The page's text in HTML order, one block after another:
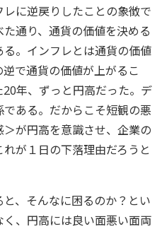
に逆戻りしたことの象徴で
通り、通貨の価値を決める
。インフレとは通貨の価値
で通貨の価値が上がるこ
年、ずっと円高だった。デ
ある。だからこそ短観の悪
が円高を意識させ、企業の
が１日の下落理由だろうと
、そんなに困るのか？とい
、円高には良い面悪い面両